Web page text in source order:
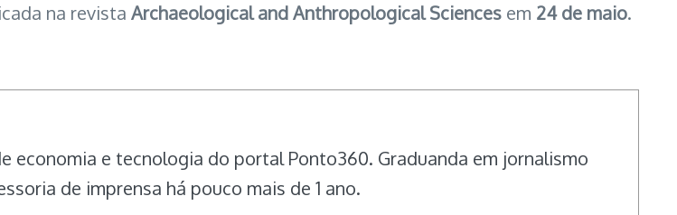
na revista Archaeological and Anthropological Sciences em 24 de maio.
economia e tecnologia do portal Ponto360. Graduanda em jornalismo
de imprensa há pouco mais de 1 ano.